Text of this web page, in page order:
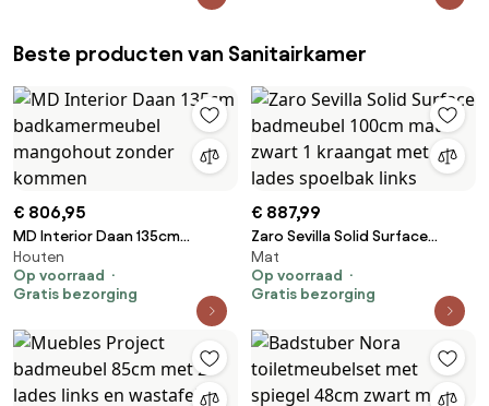
Beste producten van Sanitairkamer
€ 806,95
MD Interior Daan 135cm
badkamermeubel mangohout
zonder kommen
Houten
Op voorraad
Gratis bezorging
€ 887,99
Zaro Sevilla Solid Surface
badmeubel 100cm mat zwart 1
kraangat met 2 lades spoelbak
links
Mat
Op voorraad
Gratis bezorging